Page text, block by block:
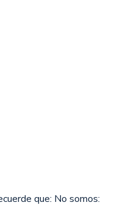
que: No somos: